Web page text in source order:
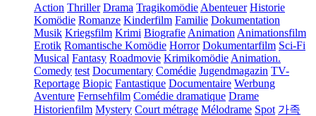
Action Thriller Drama Tragikomödie Abenteuer Historie
Komödie Romanze Kinderfilm Familie Dokumentation
Musik Kriegsfilm Krimi Biografie Animation Animationsfilm
Erotik Romantische Komödie Horror Dokumentarfilm Sci-Fi
Musical Fantasy Roadmovie Krimikomödie Animation.
Comedy test Documentary Comédie Jugendmagazin TV-
Reportage Biopic Fantastique Documentaire Werbung
Aventure Fernsehfilm Comédie dramatique Drame
Historienfilm Mystery Court métrage Mélodrame Spot 가족